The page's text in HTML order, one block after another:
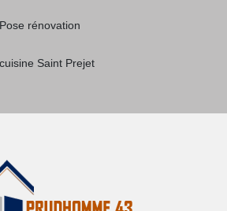
Pose rénovation
cuisine Saint Prejet